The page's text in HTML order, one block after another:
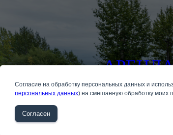
Согласие на обработку персональных данных и
персональных данных) на смешанную обработку моих
Согласен